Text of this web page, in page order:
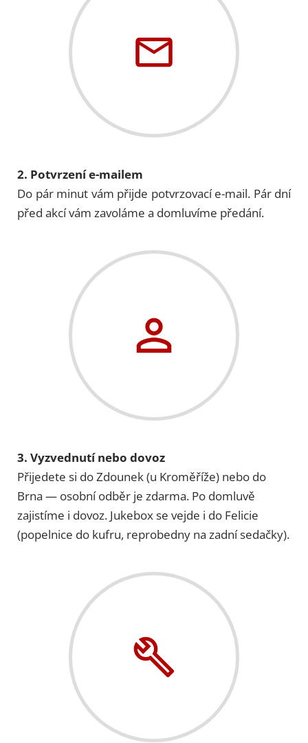
2. Potvrzení e-mailem
Do pár minut vám přijde potvrzovací e-mail. Pár dní
před akcí vám zavoláme a domluvíme předání.
3. Vyzvednutí nebo dovoz
Přijedete si do Zdounek (u Kroměříže) nebo do
Brna — osobní odběr je zdarma. Po domluvě
zajistíme i dovoz. Jukebox se vejde i do Felicie
(popelnice do kufru, reprobedny na zadní sedačky).